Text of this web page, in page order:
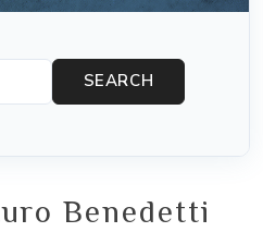
SEARCH
Benedetti